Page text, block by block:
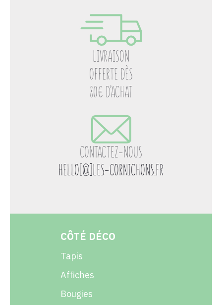
LIVRAISON
OFFERTE DÈS
80€ D’ACHAT
CONTACTEZ-NOUS
HELLO[@]LES-CORNICHONS.FR
CÔTÉ DÉCO
Tapis
Affiches
Bougies